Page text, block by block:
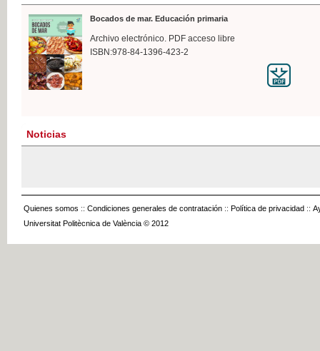
Bocados de mar. Educación primaria
Archivo electrónico. PDF acceso libre
ISBN:978-84-1396-423-2
Noticias
Quienes somos :: Condiciones generales de contratación :: Política de privacidad ::
Universitat Politècnica de València © 2012